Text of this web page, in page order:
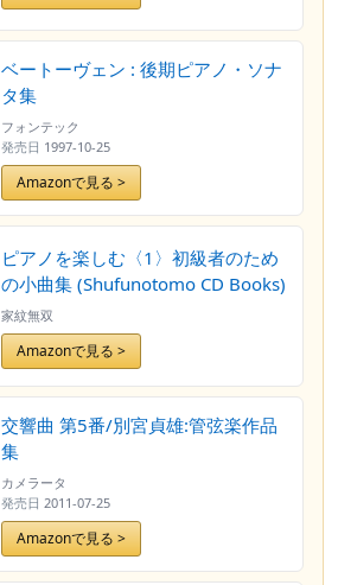
ベートーヴェン : 後期ピアノ・ソナ
タ集
フォンテック
発売日 1997-10-25
Amazonで見る >
ピアノを楽しむ〈1〉初級者のため
の小曲集 (Shufunotomo CD Books)
家紋無双
Amazonで見る >
交響曲 第5番/別宮貞雄:管弦楽作品
集
カメラータ
発売日 2011-07-25
Amazonで見る >